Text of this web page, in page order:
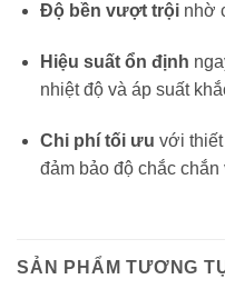
Độ bền vượt trộinhờ
Hiệu suất ổn định
nhiệt độ và áp suất
Chi phí tối ưu với
đảm bảo độ chắc chắn
SẢN PHẨM TƯƠNG